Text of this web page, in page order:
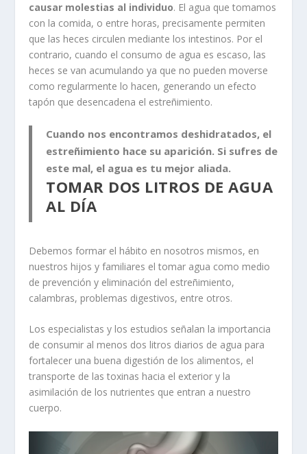
causar molestias al individuo. El agua que tomamos
con la comida, o entre horas, precisamente permiten
que las heces circulen mediante los intestinos. Por el
contrario, cuando el consumo de agua es escaso, las
heces se van acumulando ya que no pueden moverse
como regularmente lo hacen, generando un efecto
tapón que desencadena el estreñimiento.
Cuando nos encontramos deshidratados, el
estreñimiento hace su aparición. Si sufres de
este mal, el agua es tu mejor aliada.
TOMAR DOS LITROS DE AGUA
AL DÍA
Debemos formar el hábito en nosotros mismos, en
nuestros hijos y familiares el tomar agua como medio
de prevención y eliminación del estreñimiento,
calambras, problemas digestivos, entre otros.
Los especialistas y los estudios señalan la importancia
de consumir al menos dos litros diarios de agua para
fortalecer una buena digestión de los alimentos, el
transporte de las toxinas hacia el exterior y la
asimilación de los nutrientes que entran a nuestro
cuerpo.